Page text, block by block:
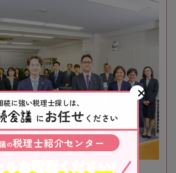
続に強い税理士探しは、
にお任せ ください
の税理士紹介センター